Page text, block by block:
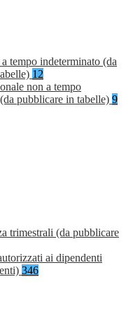
tempo indeterminato (da
12
non a tempo
pubblicare in tabelle) 9
trimestrali (da pubblicare
ai dipendenti
346